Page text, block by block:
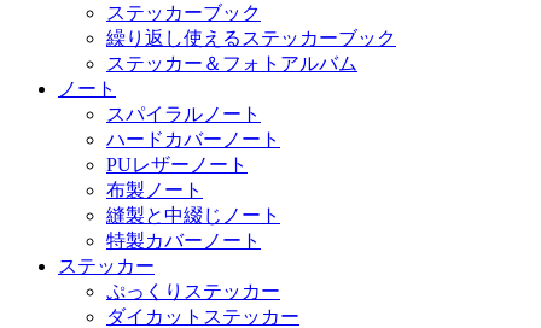
ステッカーブック
繰り返し使えるステッカーブック
ステッカー＆フォトアルバム
ノート
スパイラルノート
ハードカバーノート
PUレザーノート
布製ノート
縫製と中綴じノート
特製カバーノート
ステッカー
ぷっくりステッカー
ダイカットステッカー